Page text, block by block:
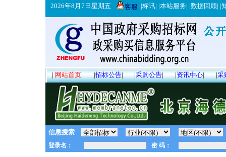
2026年8月7日星期五 客服 |标讯| |本站服务| |数据回顾| |
|网站首页| |招标公告| |采购公告| |资讯中心| |采
信息搜索